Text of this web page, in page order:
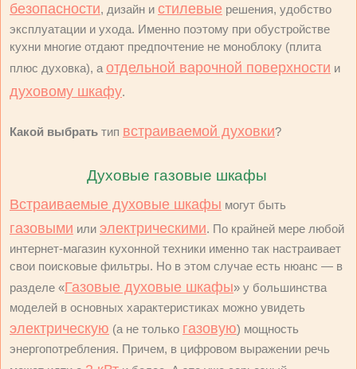
безопасности, дизайн и стилевые решения, удобство
эксплуатации и ухода. Именно поэтому при обустройстве
кухни многие отдают предпочтение не моноблоку (плита
плюс духовка), а отдельной варочной поверхности и
духовому шкафу.
Какой выбрать тип встраиваемой духовки?
Духовые газовые шкафы
Встраиваемые духовые шкафы могут быть
газовыми или электрическими. По крайней мере любой
интернет-магазин кухонной техники именно так настраивает
свои поисковые фильтры. Но в этом случае есть нюанс — в
разделе «Газовые духовые шкафы» у большинства
моделей в основных характеристиках можно увидеть
электрическую (а не только газовую) мощность
энергопотребления. Причем, в цифровом выражении речь